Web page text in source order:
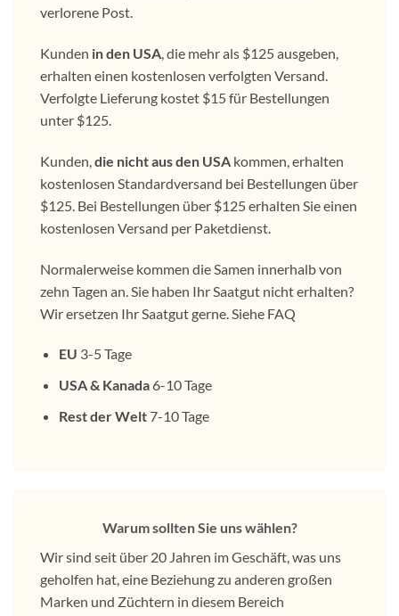
verlorene Post.
Kunden in den USA, die mehr als $125 ausgeben,
erhalten einen kostenlosen verfolgten Versand.
Verfolgte Lieferung kostet $15 für Bestellungen
unter $125.
Kunden,die nicht aus den USAkommen, erhalten
kostenlosen Standardversand bei Bestellungen über
$125. Bei Bestellungen über $125 erhalten Sie einen
kostenlosen Versand per Paketdienst.
Normalerweise kommen die Samen innerhalb von
zehn Tagen an. Sie haben Ihr Saatgut nicht erhalten?
Wir ersetzen Ihr Saatgut gerne. Siehe FAQ
EU 3-5 Tage
USA & Kanada6-10 Tage
Rest der Welt7-10 Tage
Warum sollten Sie uns wählen?
Wir sind seit über 20 Jahren im Geschäft, was uns
geholfen hat, eine Beziehung zu anderen großen
Marken und Züchtern in diesem Bereich